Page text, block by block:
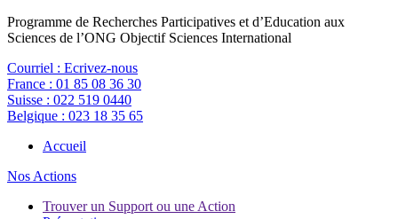
Programme de Recherches Participatives et d’Education aux
Sciences de l’ONG Objectif Sciences International
Courriel : Ecrivez-nous
France : 01 85 08 36 30
Suisse : 022 519 0440
Belgique : 023 18 35 65
Accueil
Nos Actions
Trouver un Support ou une Action